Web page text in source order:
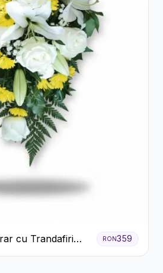
cu Trandafiri
și Crini
RON359